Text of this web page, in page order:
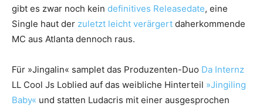
gibt es zwar noch kein definitives Releasedate, eine
Single haut der zuletzt leicht verärgert daherkommende
MC aus Atlanta dennoch raus.
Für »Jingalin« samplet das Produzenten-Duo Da Internz
LL Cool Js Loblied auf das weibliche Hinterteil »Jingiling
Baby« und statten Ludacris mit einer ausgesprochen